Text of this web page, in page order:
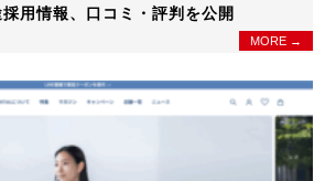
用情報、口コミ・評判を公開
MORE →